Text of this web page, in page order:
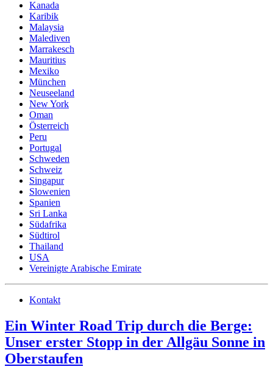
Kanada
Karibik
Malaysia
Malediven
Marrakesch
Mauritius
Mexiko
München
Neuseeland
New York
Oman
Österreich
Peru
Portugal
Schweden
Schweiz
Singapur
Slowenien
Spanien
Sri Lanka
Südafrika
Südtirol
Thailand
USA
Vereinigte Arabische Emirate
Kontakt
Ein Winter Road Trip durch die Berge:
Unser erster Stopp in der Allgäu Sonne in
Oberstaufen